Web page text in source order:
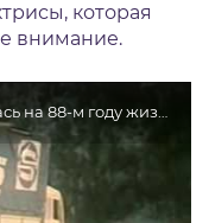
которая
внимание.
Актриса Лариса Кронберг скончалась на 88-м году жизни